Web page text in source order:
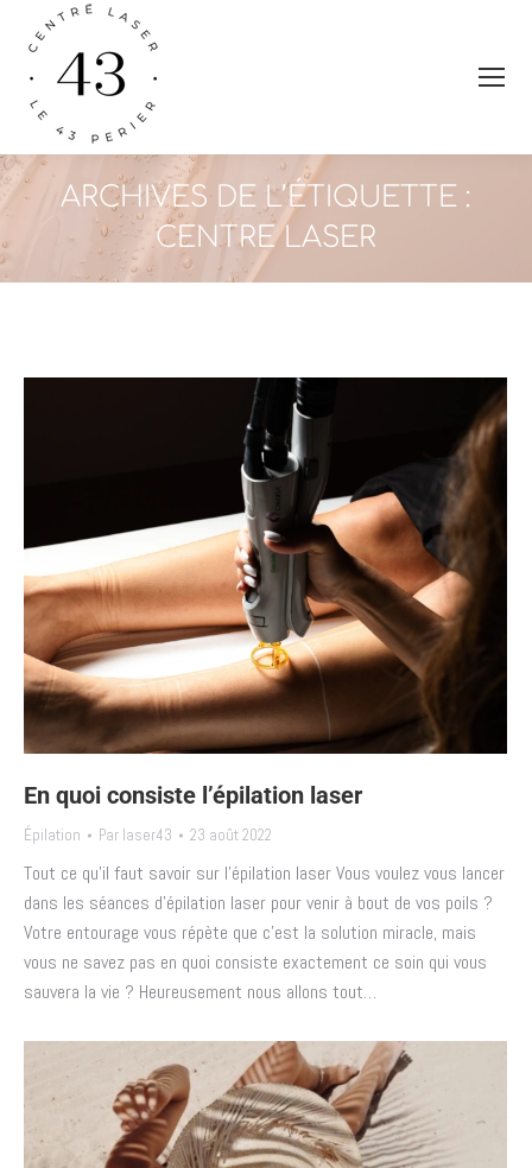
ARCHIVES DE L’ÉTIQUETTE :
CENTRE LASER
En quoi consiste l’épilation laser
Épilation Par laser43 23 août 2022
Tout ce qu’il faut savoir sur l’épilation laser Vous voulez vous lancer
dans les séances d’épilation laser pour venir à bout de vos poils ?
Votre entourage vous répète que c’est la solution miracle, mais
vous ne savez pas en quoi consiste exactement ce soin qui vous
sauvera la vie ? Heureusement nous allons tout…